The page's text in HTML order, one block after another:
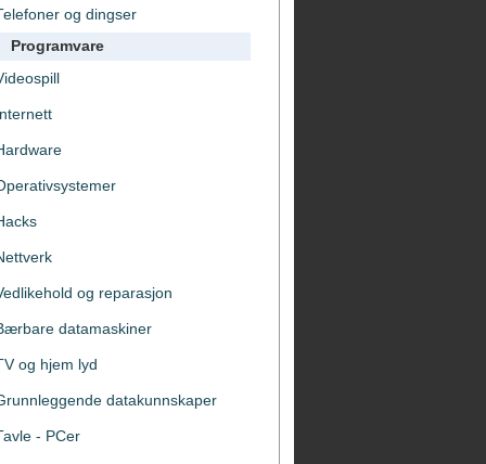
og dingser
Programvare
og reparasjon
datamaskiner
og hjem lyd
datakunnskaper
- PCer